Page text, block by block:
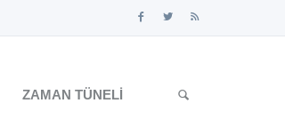
ZAMAN TÜNELI